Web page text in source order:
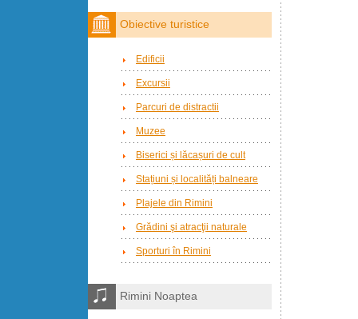
Obiective turistice
Edificii
Excursii
Parcuri de distractii
Muzee
Biserici și lăcașuri de cult
Stațiuni și localități balneare
Plajele din Rimini
Grădini şi atracţii naturale
Sporturi în Rimini
Rimini Noaptea